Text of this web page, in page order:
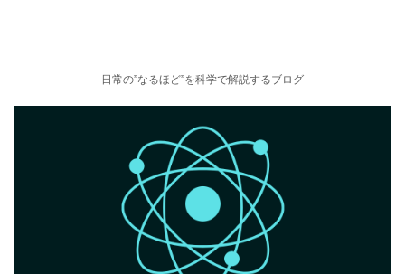
日常の”なるほど”を科学で解説するブログ